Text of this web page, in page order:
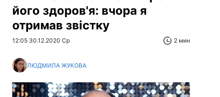
його здоров'я: вчора я
отримав звістку
12:05 30.12.2020 Ср 2 мин
ЛЮДМИЛА ЖУКОВА